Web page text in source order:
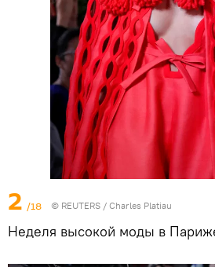
2 /18 © REUTERS / Charles Platiau
Неделя высокой моды в